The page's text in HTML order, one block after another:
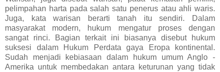
pelimpahan harta pada salah satu penerus atau ahli waris.
Juga, kata warisan berarti tanah itu sendiri. Dalam
masyarakat modern, hukum mengatur proses dengan
sangat rinci. Bagian terkait ini biasanya disebut hukum
suksesi dalam Hukum Perdata gaya Eropa kontinental.
Sudah menjadi kebiasaan dalam hukum umum Anglo -
Amerika untuk membedakan antara keturunan yang tidak